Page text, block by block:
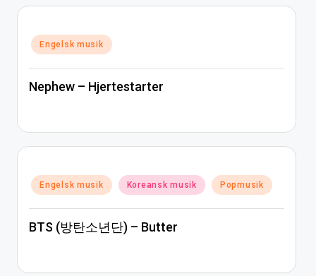
Posted
in
Engelsk musik
Nephew – Hjertestarter
Posted
in
Engelsk musik Koreansk musik Popmusik
BTS (방탄소년단) – Butter